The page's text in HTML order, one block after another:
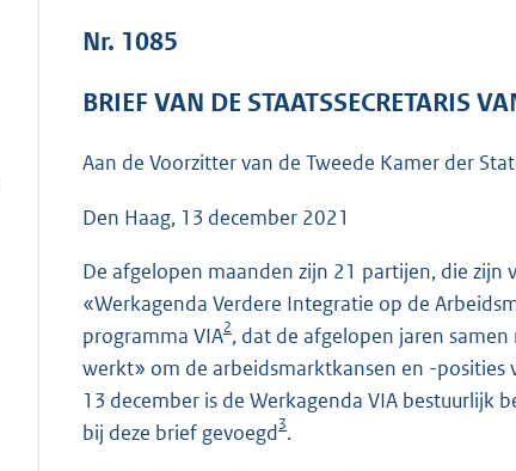
r
o
:
4
0
K
b
Nr. 1085
BRIEF VAN DE STAATSSECRETARIS
Aan de Voorzitter van de Tweede Kamer der
Den Haag, 13 december 2021
De afgelopen maanden zijn 21 partijen, die zijn
«Werkagenda Verdere Integratie op de
programma VIA2, dat de afgelopen jaren
werkt» om de arbeidsmarktkansen en -
13 december is de Werkagenda VIA bestuurlijk
bij deze brief gevoegd3.